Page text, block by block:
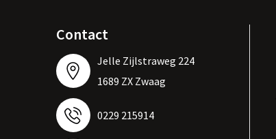
Contact
Jelle Zijlstraweg 224
1689 ZX Zwaag
0229 215914